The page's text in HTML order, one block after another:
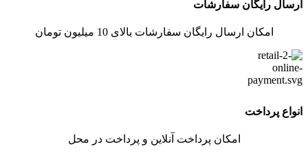
ارسال رایگان سفارشات
امکان ارسال رایگان سفارشات بالای 10 میلیون تومان
انواع پرداخت
امکان پرداخت آنلاین و پرداخت در محل